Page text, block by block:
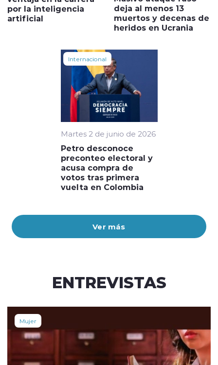
Ver más
por la inteligencia
artificial
deja al menos 13
muertos y decenas de
heridos en Ucrania
Internacional
Martes 2 de junio de 2026
Petro desconoce
preconteo electoral y
acusa compra de
votos tras primera
vuelta en Colombia
ENTREVISTAS
Mujer